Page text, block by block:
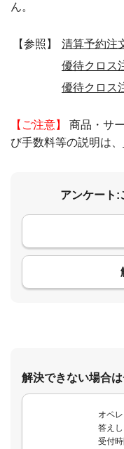
ん。
【参照】
清算予約注
優待クロス
優待クロス
【ご注意】
商品・サ
び手数料等の説明は、
アンケート:
解決できない場合
オペ
答えし
受付